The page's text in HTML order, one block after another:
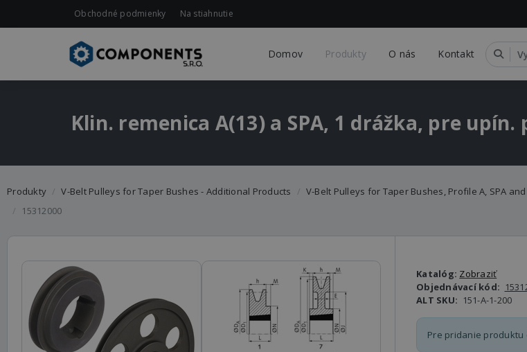
Obchodné podmienky Na stiahnutie
Domov Produkty O nás Kontakt
Klin. remenica A(13) a SPA, 1 drážka, pre upín.
Produkty V-Belt Pulleys for Taper Bushes - Additional Products V-Belt Pulleys for Taper Bushes, Profile A, SPA and
15312000
Katalóg: Zobraziť
Objednávací kód:
ALT SKU: 151-A-1-200
Pre pridanie produktu